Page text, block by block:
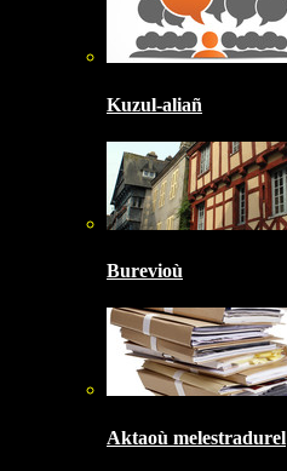
Kuzul-aliañ
Burevioù
Aktaoù melestradurel